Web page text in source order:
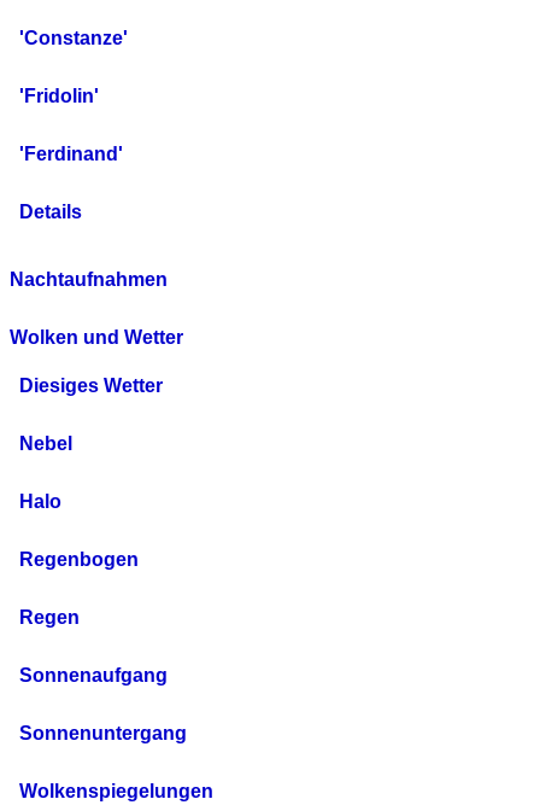
'Constanze'
'Fridolin'
'Ferdinand'
Details
Nachtaufnahmen
Wolken und Wetter
Diesiges Wetter
Nebel
Halo
Regenbogen
Regen
Sonnenaufgang
Sonnenuntergang
Wolkenspiegelungen